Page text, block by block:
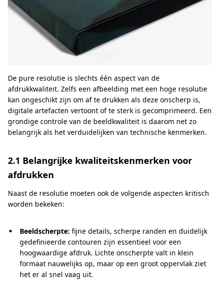
De pure resolutie is slechts één aspect van de
afdrukkwaliteit. Zelfs een afbeelding met een hoge resolutie
kan ongeschikt zijn om af te drukken als deze onscherp is,
digitale artefacten vertoont of te sterk is gecomprimeerd. Een
grondige controle van de beeldkwaliteit is daarom net zo
belangrijk als het verduidelijken van technische kenmerken.
2.1 Belangrijke kwaliteitskenmerken voor
afdrukken
Naast de resolutie moeten ook de volgende aspecten kritisch
worden bekeken:
Beeldscherpte: fijne details, scherpe randen en duidelijk
gedefinieerde contouren zijn essentieel voor een
hoogwaardige afdruk. Lichte onscherpte valt in klein
formaat nauwelijks op, maar op een groot oppervlak ziet
het er al snel vaag uit.